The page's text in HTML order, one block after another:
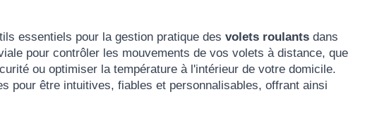
essentiels pour la gestion pratique des volets roulants dans
pour contrôler les mouvements de vos volets à distance, que
ou optimiser la température à l'intérieur de votre domicile.
pour être intuitives, fiables et personnalisables, offrant ainsi